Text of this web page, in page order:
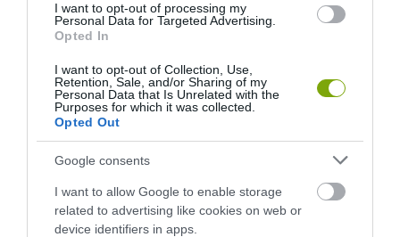
I want to opt-out of processing my
Personal Data for Targeted Advertising.
Opted In
I want to opt-out of Collection, Use,
Retention, Sale, and/or Sharing of my
Personal Data that Is Unrelated with the
Purposes for which it was collected.
Opted Out
Google consents
I want to allow Google to enable storage
related to advertising like cookies on web or
device identifiers in apps.
A KORALLZÁTONY NEM CSAK
500 EDDIG ISMERETLEN
LAKÓJÁT MUTATTA MEG
ARBORÉTUMBA